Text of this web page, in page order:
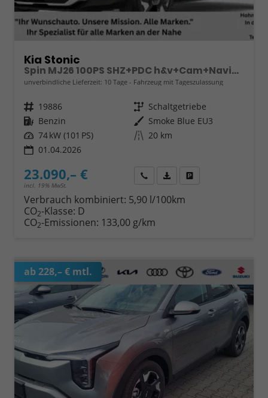
Kia Stonic
Spin MJ26 100PS SHZ+PDC h&v+Cam+Navi+Klima
unverbindliche Lieferzeit: 10 Tage Fahrzeug mit Tageszulassung
Fahrzeugnr. 19886 Getriebe Schaltgetriebe
Kraftstoff Benzin Außenfarbe Smoke Blue EU3
Leistung 74 kW (101 PS) Kilometerstand 20 km
01.04.2026
23.090,– €
incl. 19% MwSt.
Wir rufen Sie anFahrzeugexposé (PDF)
Verbrauch kombiniert: 5,90 l/100km
CO2-Klasse: D
CO2-Emissionen: 133,00 g/km
ab 228,– € mtl.